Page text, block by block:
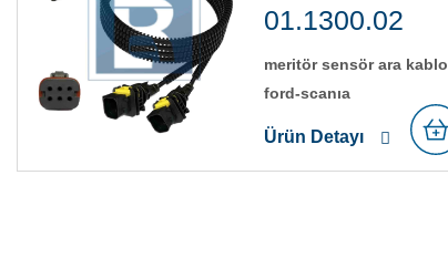
01.1300.02
meri̇tör sensör ara kablo
ford-scania
Ürün Detayı